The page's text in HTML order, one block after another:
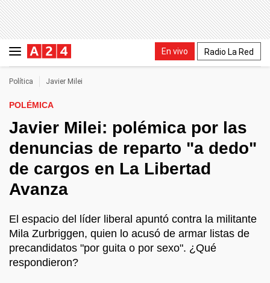
En vivo Radio La Red
Política Javier Milei
POLÉMICA
Javier Milei: polémica por las
denuncias de reparto "a dedo"
de cargos en La Libertad
Avanza
El espacio del líder liberal apuntó contra la militante
Mila Zurbriggen, quien lo acusó de armar listas de
precandidatos "por guita o por sexo". ¿Qué
respondieron?